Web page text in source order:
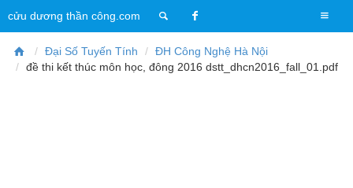
T
o
g
cửu dương thần công.com
Đại Số Tuyến Tính
ĐH Công Nghệ Hà Nội
đề thi kết thúc môn học, đông 2016 dstt_dhcn2016_fall_01.pdf